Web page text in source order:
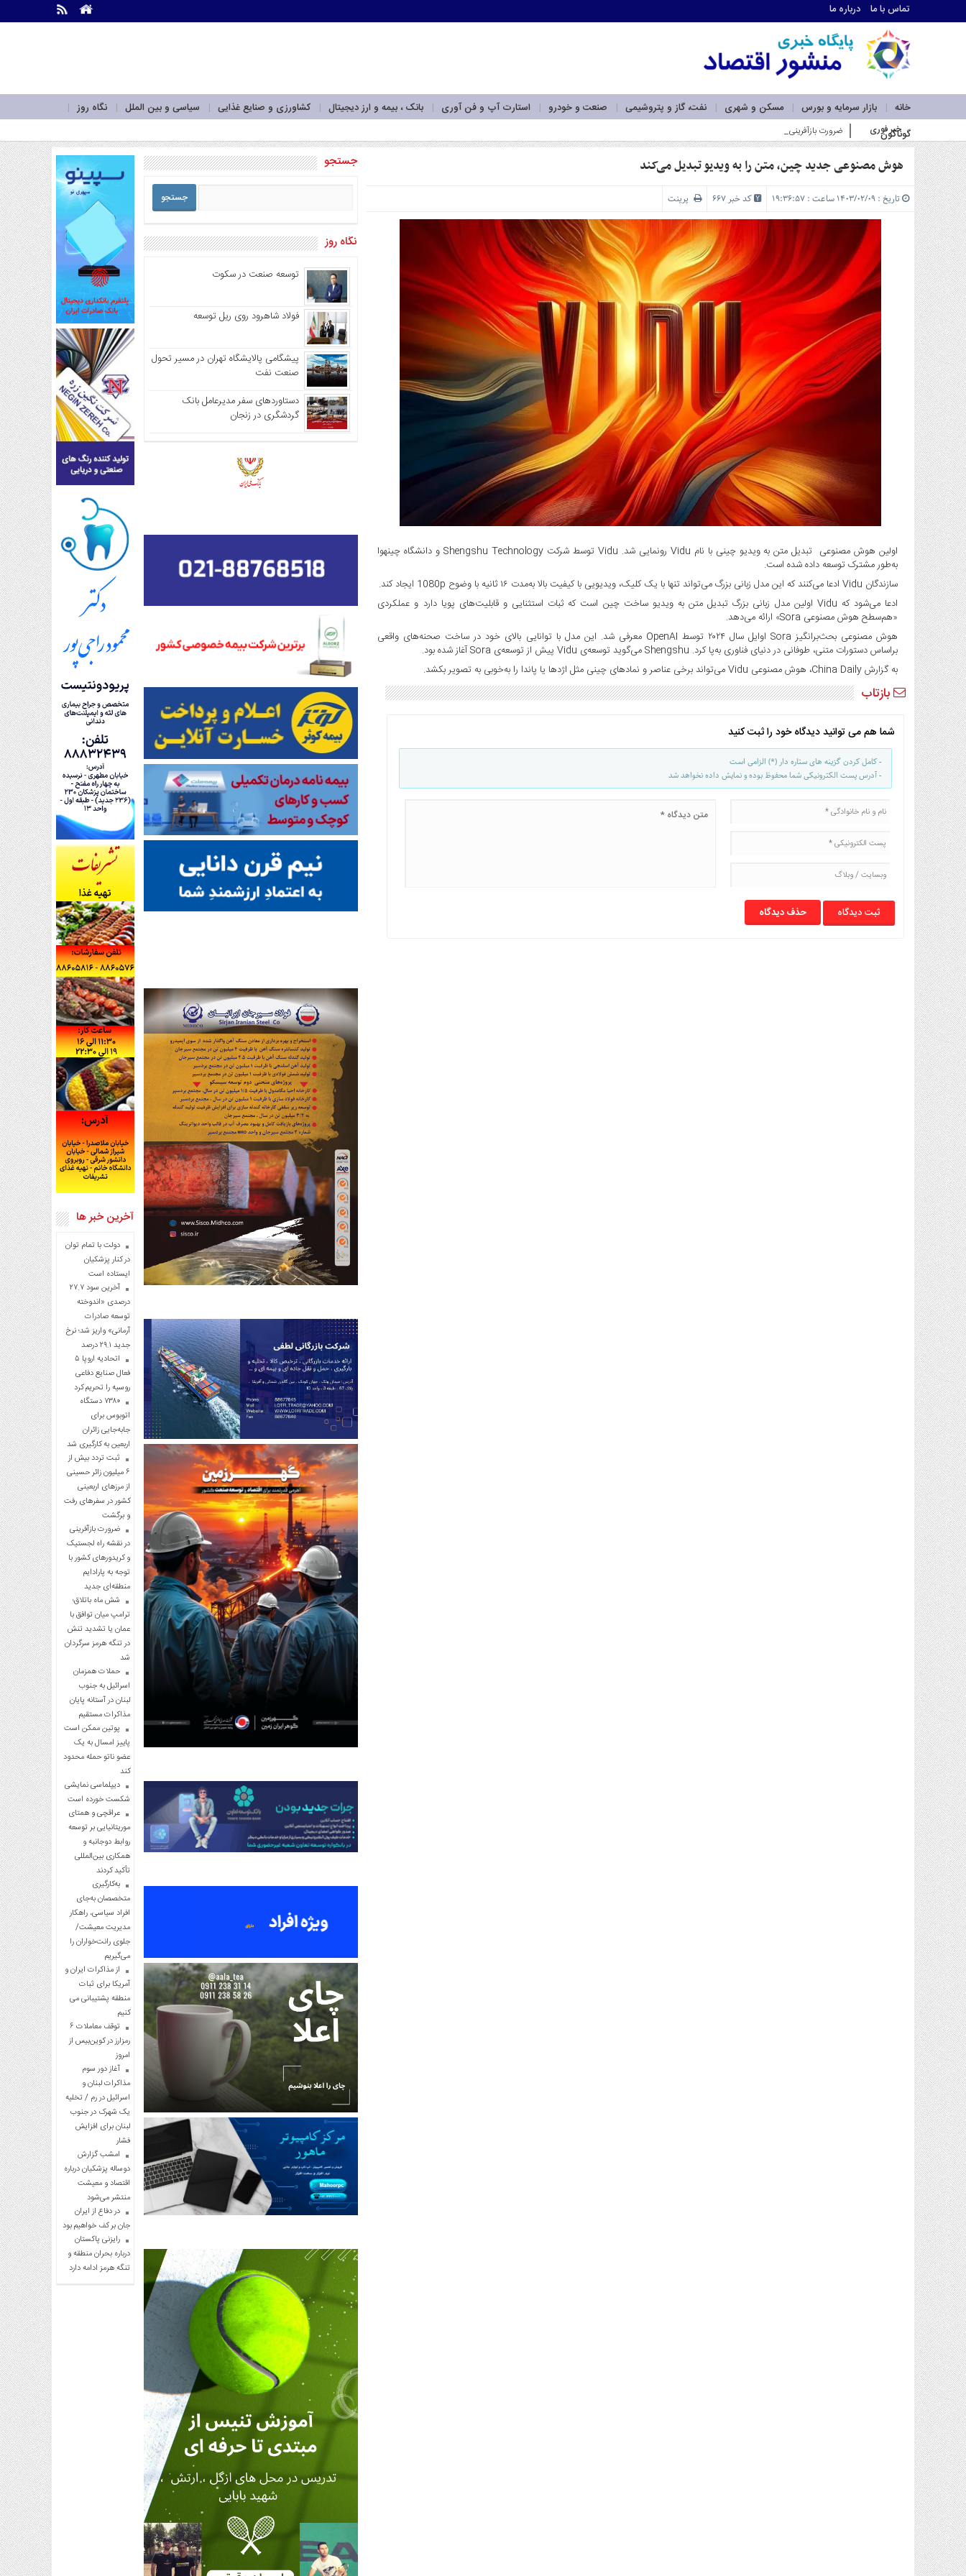
تماس با ما درباره ما
خانه بازار سرمایه و بورس مسکن و شهری نفت، گاز و پتروشیمی صنعت و خودرو استارت آپ و فن آوری بانک ، بیمه و ارز دیجیتال کشاورزی و صنایع غذایی سیاسی و بین الملل
نگاه روز
گوناگون
ما
درباره
سرویس
ها
خانه
بازار
سرمایه
و
بورس
مسکن
و
شهری
نفت،
گاز
و
پتروشیمی
صنعت
و
خودرو
استارت
آپ
و
فن
آوری
بانک
،
بیمه
و
ارز
دیجیتال
کشاورزی
و
صنایع
غذایی
سیاسی
و
بین
الملل
نگاه
روز
گوناگون
خبر فوری ضرورت بازآفرینی در نقشه راه لجستیک و کریدورهای کشور با توجه به پارادایم منطقه‌ا_
هوش مصنوعی جدید چین، متن را به ویدیو تبدیل می‌کند
تاریخ : ۱۴۰۳/۰۲/۰۹ ساعت : ۱۹:۳۶:۵۷ کد خبر 667 پرینت
اولین هوش مصنوعی تبدیل متن به ویدیو چینی با نام Vidu رونمایی شد. Vidu توسط شرکت Shengshu Technology و دانشگاه چینهوا
به‌طور مشترک توسعه داده شده است.
سازندگان Vidu ادعا می‌کنند که این مدل زبانی بزرگ می‌تواند تنها با یک کلیک، ویدیویی با کیفیت بالا به‌مدت ۱۶ ثانیه با وضوح 1080p ایجاد کند.
ادعا می‌شود که Vidu اولین مدل زبانی بزرگ تبدیل متن به ویدیو ساخت چین است که ثبات استثنایی و قابلیت‌های پویا دارد و عملکردی
«‌هم‌سطح هوش مصنوعی Sora» ارائه می‌دهد.
هوش مصنوعی بحث‌برانگیز Sora اوایل سال ۲۰۲۴ توسط OpenAI معرفی شد. این مدل با توانایی بالای خود در ساخت صحنه‌های واقعی
براساس دستورات متنی، طوفانی در دنیای فناوری به‌پا کرد. Shengshu می‌گوید توسعه‌ی Vidu پیش‌ از توسعه‌ی Sora آغاز شده بود.
به گزارش China Daily، هوش مصنوعی Vidu می‌تواند برخی عناصر و نمادهای چینی مثل اژدها یا پاندا را به‌خوبی به تصویر بکشد.
بازتاب
شما هم می توانید دیدگاه خود را ثبت کنید
- کامل کردن گزینه های ستاره دار (*) الزامی است
- آدرس پست الکترونیکی شما محفوظ بوده و نمایش داده نخواهد شد
حذف دیدگاه
جستجو
نگاه روز
توسعه صنعت در سکوت
فولاد شاهرود روی ریل توسعه
پیشگامی پالایشگاه تهران در مسیر تحول
صنعت نفت
دستاوردهای سفر مدیرعامل بانک
گردشگری در زنجان
آخرین خبر ها
دولت با تمام توان
در کنار پزشکیان
ایستاده است
آخرین سود ۲۷.۷
درصدی «اندوخته
توسعه صادرات
آرمانی» واریز شد؛ نرخ
جدید ۲۹.۱ درصد
اتحادیه اروپا ۵
فعال صنایع دفاعی
روسیه را تحریم کرد
۷۳۸۰ دستگاه
اتوبوس برای
جابه‌جایی زائران
اربعین به‌ کارگیری شد
ثبت تردد بیش از
۶ میلیون زائر حسینی
از مرزهای اربعینی
کشور در سفرهای رفت
و برگشت
ضرورت بازآفرینی
در نقشه راه لجستیک
و کریدورهای کشور با
توجه به پارادایم
منطقه‌ای جدید
شش ماه باتلاق؛
ترامپ میان توافق با
عمان یا تشدید تنش
در تنگه هرمز سرگردان
شد
حملات همزمان
اسرائیل به جنوب
لبنان در آستانه پایان
مذاکرات مستقیم
پوتین ممکن است
پاییز امسال به یک
عضو ناتو حمله محدود
کند
دیپلماسی نمایشی
شکست خورده است
عراقچی و همتای
موریتانیایی بر توسعه
روابط دوجانبه و
همکاری بین‌المللی
تأکید کردند
به‌کارگیری
متخصصان به‌جای
افراد سیاسی، راهکار
مدیریت معیشت/
جلوی رانت‌خواران را
می‌گیریم
از مذاکرات ایران و
آمریکا برای ثبات
منطقه پشتیبانی می
کنیم
توقف معاملات ۶
رمزارز در کوین‌بیس از
امروز
آغاز دور سوم
مذاکرات لبنان و
اسرائیل در رم / تخلیه
یک شهرک در جنوب
لبنان برای افزایش
فشار
امشب گزارش
دوساله پزشکیان درباره
اقتصاد و معیشت
منتشر می‌شود
در دفاع از ایران
جان بر کف خواهیم بود
رایزنی پاکستان
درباره بحران منطقه و
تنگه هرمز ادامه دارد